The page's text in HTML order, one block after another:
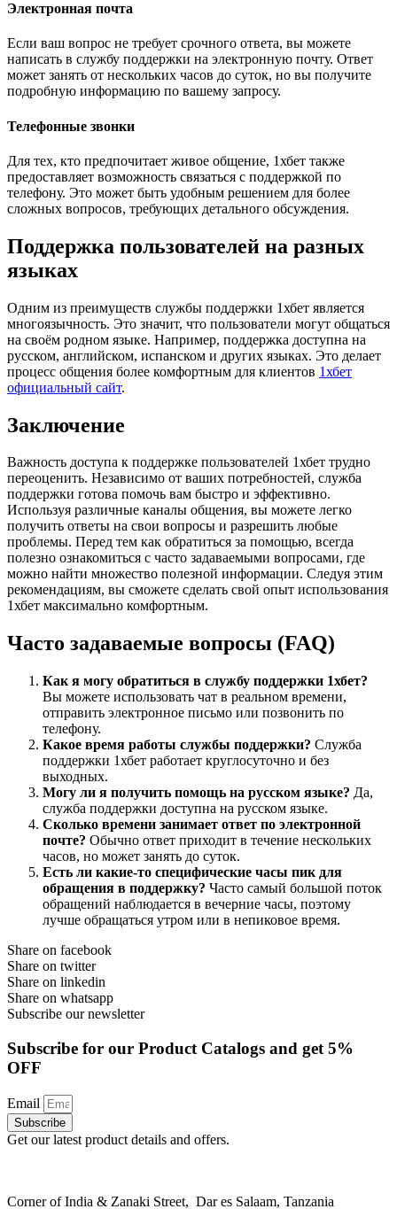
Электронная почта
Если ваш вопрос не требует срочного ответа, вы можете
написать в службу поддержки на электронную почту. Ответ
может занять от нескольких часов до суток, но вы получите
подробную информацию по вашему запросу.
Телефонные звонки
Для тех, кто предпочитает живое общение, 1хбет также
предоставляет возможность связаться с поддержкой по
телефону. Это может быть удобным решением для более
сложных вопросов, требующих детального обсуждения.
Поддержка пользователей на разных
языках
Одним из преимуществ службы поддержки 1хбет является
многоязычность. Это значит, что пользователи могут общаться
на своём родном языке. Например, поддержка доступна на
русском, английском, испанском и других языках. Это делает
процесс общения более комфортным для клиентов 1хбет
официальный сайт.
Заключение
Важность доступа к поддержке пользователей 1хбет трудно
переоценить. Независимо от ваших потребностей, служба
поддержки готова помочь вам быстро и эффективно.
Используя различные каналы общения, вы можете легко
получить ответы на свои вопросы и разрешить любые
проблемы. Перед тем как обратиться за помощью, всегда
полезно ознакомиться с часто задаваемыми вопросами, где
можно найти множество полезной информации. Следуя этим
рекомендациям, вы сможете сделать свой опыт использования
1хбет максимально комфортным.
Часто задаваемые вопросы (FAQ)
Как я могу обратиться в службу поддержки 1хбет?
Вы можете использовать чат в реальном времени,
отправить электронное письмо или позвонить по
телефону.
Какое время работы службы поддержки? Служба
поддержки 1хбет работает круглосуточно и без
выходных.
Могу ли я получить помощь на русском языке? Да,
служба поддержки доступна на русском языке.
Сколько времени занимает ответ по электронной
почте? Обычно ответ приходит в течение нескольких
часов, но может занять до суток.
Есть ли какие-то специфические часы пик для
обращения в поддержку? Часто самый большой поток
обращений наблюдается в вечерние часы, поэтому
лучше обращаться утром или в непиковое время.
Share on facebook
Share on twitter
Share on linkedin
Share on whatsapp
Subscribe our newsletter
Subscribe for our Product Catalogs and get 5%
OFF
Email
Subscribe
Get our latest product details and offers.
Corner of India & Zanaki Street, Dar es Salaam, Tanzania